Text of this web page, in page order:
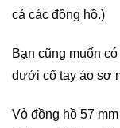
cả các đồng hồ.)
Bạn cũng muốn
dưới cổ tay áo sơ
Vỏ đồng hồ 57